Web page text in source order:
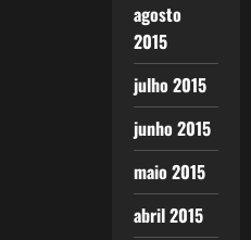
agosto
2015
julho 2015
junho 2015
maio 2015
abril 2015